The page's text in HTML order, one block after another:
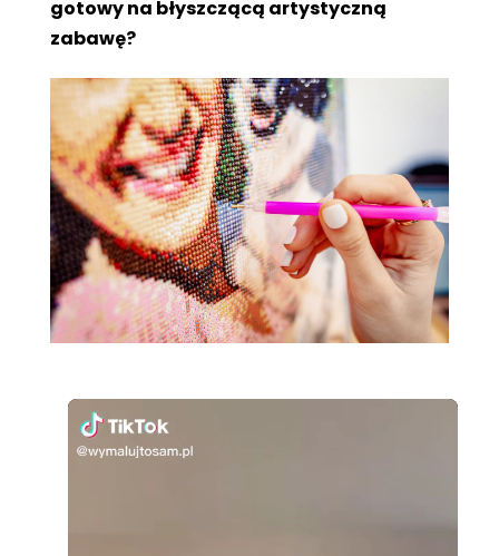
gotowy na błyszczącą artystyczną
zabawę?